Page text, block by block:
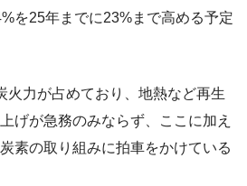
を25年までに23%まで高める予定
火力が占めており、地熱など再生
げが急務のみならず、ここに加え
素の取り組みに拍車をかけている